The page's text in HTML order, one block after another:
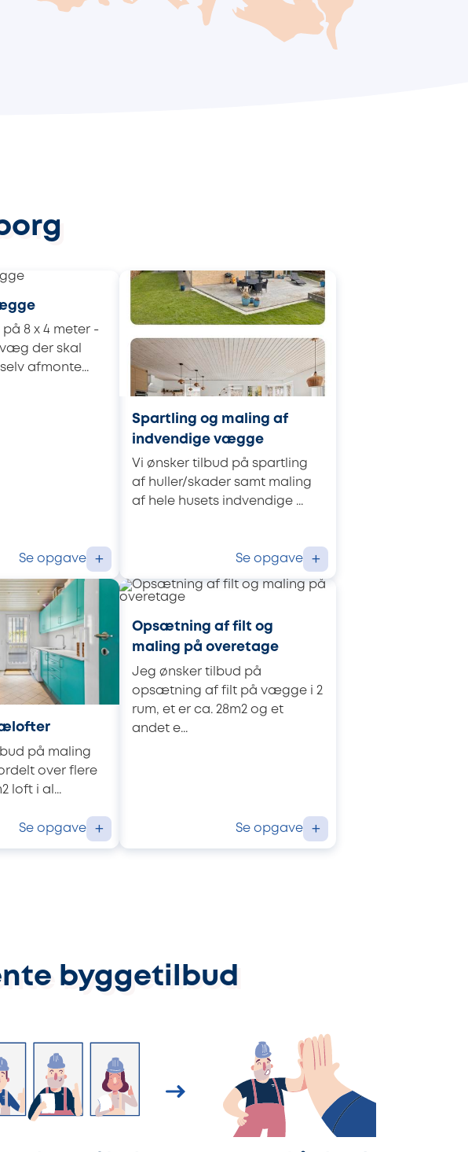
8 x 4 meter -
der skal
afmonte...
Se opgave +
Spartling og maling af
indvendige vægge
Vi ønsker tilbud på spartling
af huller/skader samt maling
af hele husets indvendige ...
Se opgave +
på maling
over flere
loft i al...
Se opgave +
Opsætning af filt og
maling på overetage
Jeg ønsker tilbud på
opsætning af filt på vægge i 2
rum, et er ca. 28m2 og et
andet e...
Se opgave +
byggetilbud